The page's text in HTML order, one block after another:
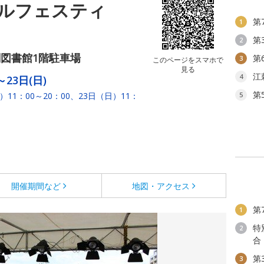
フェスティ
書館1階駐車場
このページをスマホで
見る
23日(日)
11：00～20：00、23日（日）11：
開催期間など 地図・アクセス
1 第
2 第
3 第
4 江
5 第
1 第
2
特
合
3 第